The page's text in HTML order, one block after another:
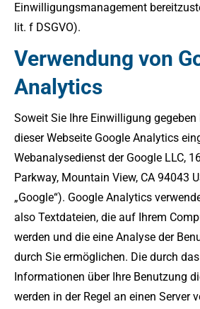
Einwilligungsmanagement
lit. f DSGVO).
Verwendung von
Analytics
Soweit Sie Ihre Einwilligung
dieser Webseite Google Analytics
Webanalysedienst der Google LLC,
Parkway, Mountain View, CA 94043
„Google“). Google Analytics
also Textdateien, die auf Ihrem
werden und die eine Analyse der
durch Sie ermöglichen. Die durch
Informationen über Ihre Benutzung
werden in der Regel an einen Server